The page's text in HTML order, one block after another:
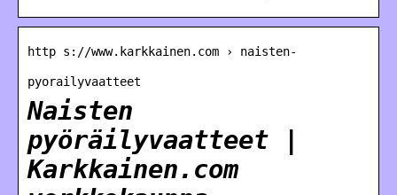
http s://www.karkkainen.com › naisten-
pyorailyvaatteet
Naisten
pyöräilyvaatteet |
Karkkainen.com